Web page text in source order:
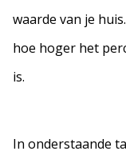
waarde van je
hoe hoger het
is.
In onderstaande